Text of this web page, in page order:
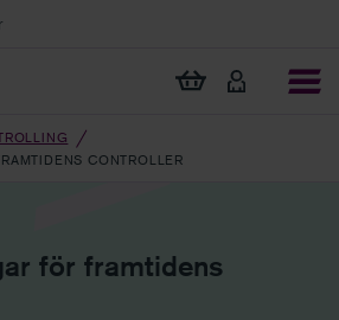
ett och samma ställe
i branschens frågor
Visa min varukorg
CONTROLLER
för framtidens